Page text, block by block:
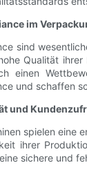
im
sind
Qualität
einen
und schaffen
und
spielen eine
ihrer
sichere und